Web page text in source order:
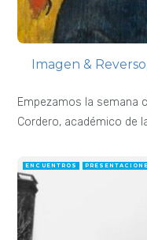
Imagen &
Empezamos la semana
Cordero, académico de
ENCUENTROS